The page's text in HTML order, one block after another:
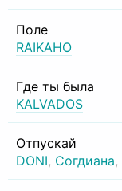
Поле
RAIKAHO
Где ты была
KALVADOS
Отпускай
DONI, Согдиана,